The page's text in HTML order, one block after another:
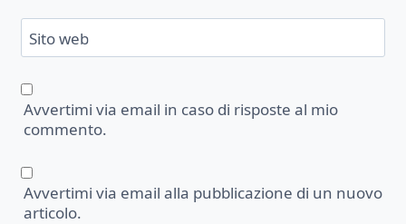
Sito web
Avvertimi via email in caso di risposte al mio
commento.
Avvertimi via email alla pubblicazione di un nuovo
articolo.